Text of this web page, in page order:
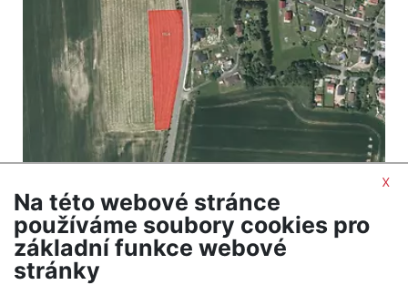
Land for sale / meadow / 7753 m2
Olešná - Němčovice
511,698 CZK (real estate) Price
x
Na této webové stránce
používáme soubory cookies pro
základní funkce webové
stránky